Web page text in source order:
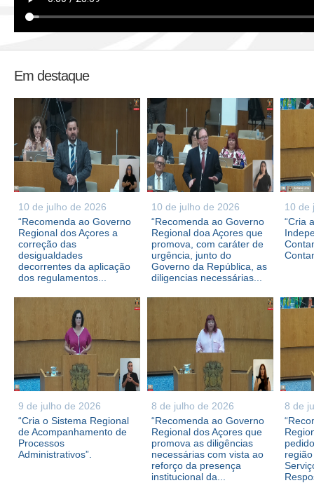
Em destaque
10 de julho de 2026
“Recomenda ao Governo
Regional dos Açores a
correção das
desigualdades
decorrentes da aplicação
dos regulamentos...
10 de julho de 2026
“Recomenda ao Governo
Regional doa Açores que
promova, com caráter de
urgência, junto do
Governo da República, as
diligencias necessárias...
10 de
“Cria
9 de julho de 2026
“Cria o Sistema Regional
de Acompanhamento de
Processos
Administrativos”.
8 de julho de 2026
“Recomenda ao Governo
Regional dos Açores que
promova as diligências
necessárias com vista ao
reforço da presença
institucional da...
8 de